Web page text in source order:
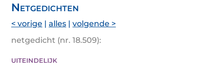
Netgedichten
< vorige | alles | volgende >
netgedicht (nr. 18.509):
uiteindelijk